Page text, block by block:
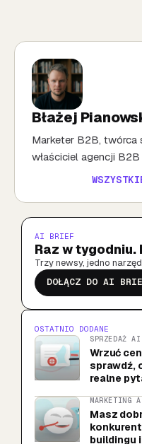
Błażej
Marketer B2B, twórca
właściciel agencji B2B
AI BRIEF
Raz w tygodniu.
Trzy newsy, jedno
DOŁĄCZ DO AI
OSTATNIO DODANE
SPRZEDAŻ AI
Wrzuć
sprawdź,
realne
MARKETING
Masz
buildingu i